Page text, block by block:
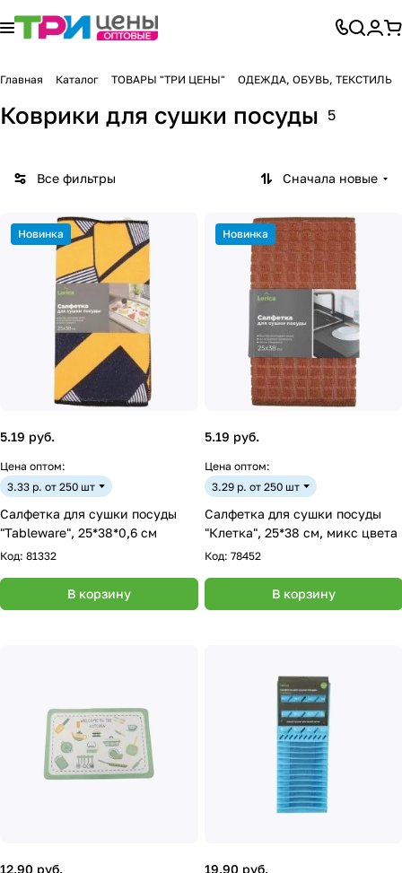
Главная Каталог ТОВАРЫ "ТРИ ЦЕНЫ" ОДЕЖДА, ОБУВЬ, ТЕКСТИЛЬ
Коврики для сушки посуды 5
Все фильтры Сначала новые
Новинка
5.19 руб.
Цена оптом:
3.33 р. от 250 шт
Салфетка для сушки посуды
"Tableware", 25*38*0,6 см
Код: 81332
В корзину
Новинка
5.19 руб.
Цена оптом:
3.29 р. от 250 шт
Салфетка для сушки посуды
"Клетка", 25*38 см, микс цвета
Код: 78452
В корзину
12.90 руб. 19.90 руб.